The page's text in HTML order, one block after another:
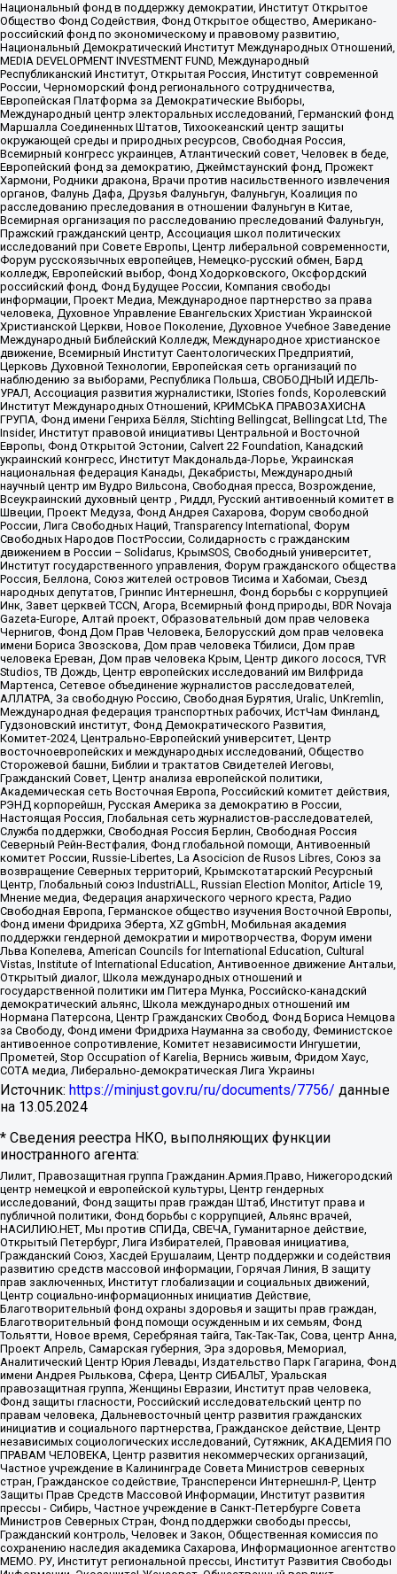
Национальный фонд в поддержку демократии, Институт Открытое
Общество Фонд Содействия, Фонд Открытое общество, Американо-
российский фонд по экономическому и правовому развитию,
Национальный Демократический Институт Международных Отношений,
MEDIA DEVELOPMENT INVESTMENT FUND, Международный
Республиканский Институт, Открытая Россия, Институт современной
России, Черноморский фонд регионального сотрудничества,
Европейская Платформа за Демократические Выборы,
Международный центр электоральных исследований, Германский фонд
Маршалла Соединенных Штатов, Тихоокеанский центр защиты
окружающей среды и природных ресурсов, Свободная Россия,
Всемирный конгресс украинцев, Атлантический совет, Человек в беде,
Европейский фонд за демократию, Джеймстаунский фонд, Прожект
Хармони, Родники дракона, Врачи против насильственного извлечения
органов, Фалунь Дафа, Друзья Фалуньгун, Фалуньгун, Коалиция по
расследованию преследования в отношении Фалуньгун в Китае,
Всемирная организация по расследованию преследований Фалуньгун,
Пражский гражданский центр, Ассоциация школ политических
исследований при Совете Европы, Центр либеральной современности,
Форум русскоязычных европейцев, Немецко-русский обмен, Бард
колледж, Европейский выбор, Фонд Ходорковского, Оксфордский
российский фонд, Фонд Будущее России, Компания свободы
информации, Проект Медиа, Международное партнерство за права
человека, Духовное Управление Евангельских Христиан Украинской
Христианской Церкви, Новое Поколение, Духовное Учебное Заведение
Международный Библейский Колледж, Международное христианское
движение, Всемирный Институт Саентологических Предприятий,
Церковь Духовной Технологии, Европейская сеть организаций по
наблюдению за выборами, Республика Польша, СВОБОДНЫЙ ИДЕЛЬ-
УРАЛ, Ассоциация развития журналистики, IStories fonds, Королевский
Институт Международных Отношений, КРИМСЬКА ПРАВОЗАХИСНА
ГРУПА, Фонд имени Генриха Бёлля, Stichting Bellingcat, Bellingcat Ltd, The
Insider, Институт правовой инициативы Центральной и Восточной
Европы, Фонд Открытой Эстонии, Calvert 22 Foundation, Канадский
украинский конгресс, Институт Макдональда-Лорье, Украинская
национальная федерация Канады, Декабристы, Международный
научный центр им Вудро Вильсона, Свободная пресса, Возрождение,
Всеукраинский духовный центр , Риддл, Русский антивоенный комитет в
Швеции, Проект Медуза, Фонд Андрея Сахарова, Форум свободной
России, Лига Свободных Наций, Transparеncy International, Форум
Свободных Народов ПостРоссии, Солидарность с гражданским
движением в России – Solidarus, КрымSOS, Свободный университет,
Институт государственного управления, Форум гражданского общества
Россия, Беллона, Союз жителей островов Тисима и Хабомаи, Съезд
народных депутатов, Гринпис Интернешнл, Фонд борьбы с коррупцией
Инк, Завет церквей TCCN, Агора, Всемирный фонд природы, BDR Novaja
Gazeta-Europe, Алтай проект, Образовательный дом прав человека
Чернигов, Фонд Дом Прав Человека, Белорусский дом прав человека
имени Бориса Звозскова, Дом прав человека Тбилиси, Дом прав
человека Ереван, Дом прав человека Крым, Центр дикого лосося, TVR
Studios, ТВ Дождь, Центр европейских исследований им Вилфрида
Мартенса, Сетевое объединение журналистов расследователей,
АЛЛАТРА, За свободную Россию, Свободная Бурятия, Uralic, UnKremlin,
Международная федерация транспортных рабочих, ИстЧам Финланд,
Гудзоновский институт, Фонд Демократического Развития,
Комитет-2024, Центрально-Европейский университет, Центр
восточноевропейских и международных исследований, Общество
Сторожевой башни, Библии и трактатов Свидетелей Иеговы,
Гражданский Совет, Центр анализа европейской политики,
Академическая сеть Восточная Европа, Российский комитет действия,
РЭНД корпорейшн, Русская Америка за демократию в России,
Настоящая Россия, Глобальная сеть журналистов-расследователей,
Служба поддержки, Свободная Россия Берлин, Свободная Россия
Северный Рейн-Вестфалия, Фонд глобальной помощи, Антивоенный
комитет России, Russie-Libertes, La Asocicion de Rusos Libres, Союз за
возвращение Северных территорий, Крымскотатарский Ресурсный
Центр, Глобальный союз IndustriALL, Russian Election Monitor, Article 19,
Мнение медиа, Федерация анархического черного креста, Радио
Свободная Европа, Германское общество изучения Восточной Европы,
Фонд имени Фридриха Эберта, XZ gGmbH, Мобильная академия
поддержки гендерной демократии и миротворчества, Форум имени
Льва Копелева, American Councils for International Education, Cultural
Vistas, Institute of International Education, Антивоенное движение Антальи,
Открытый диалог, Школа международных отношений и
государственной политики им Питера Мунка, Российско-канадский
демократический альянс, Школа международных отношений им
Нормана Патерсона, Центр Гражданских Свобод, Фонд Бориса Немцова
за Свободу, Фонд имени Фридриха Науманна за свободу, Феминистское
антивоенное сопротивление, Комитет независимости Ингушетии,
Прометей, Stop Occupation of Karelia, Вернись живым, Фридом Хаус,
СОТА медиа, Либерально-демократическая Лига Украины
Источник: https://minjust.gov.ru/ru/documents/7756/ данные
на 13.05.2024
* Сведения реестра НКО, выполняющих функции
иностранного агента:
Лилит, Правозащитная группа Гражданин.Армия.Право, Нижегородский
центр немецкой и европейской культуры, Центр гендерных
исследований, Фонд защиты прав граждан Штаб, Институт права и
публичной политики, Фонд борьбы с коррупцией, Альянс врачей,
НАСИЛИЮ.НЕТ, Мы против СПИДа, СВЕЧА, Гуманитарное действие,
Открытый Петербург, Лига Избирателей, Правовая инициатива,
Гражданский Союз, Хасдей Ерушалаим, Центр поддержки и содействия
развитию средств массовой информации, Горячая Линия, В защиту
прав заключенных, Институт глобализации и социальных движений,
Центр социально-информационных инициатив Действие,
Благотворительный фонд охраны здоровья и защиты прав граждан,
Благотворительный фонд помощи осужденным и их семьям, Фонд
Тольятти, Новое время, Серебряная тайга, Так-Так-Так, Сова, центр Анна,
Проект Апрель, Самарская губерния, Эра здоровья, Мемориал,
Аналитический Центр Юрия Левады, Издательство Парк Гагарина, Фонд
имени Андрея Рылькова, Сфера, Центр СИБАЛЬТ, Уральская
правозащитная группа, Женщины Евразии, Институт прав человека,
Фонд защиты гласности, Российский исследовательский центр по
правам человека, Дальневосточный центр развития гражданских
инициатив и социального партнерства, Гражданское действие, Центр
независимых социологических исследований, Сутяжник, АКАДЕМИЯ ПО
ПРАВАМ ЧЕЛОВЕКА, Центр развития некоммерческих организаций,
Частное учреждение в Калининграде Совета Министров северных
стран, Гражданское содействие, Трансперенси Интернешнл-Р, Центр
Защиты Прав Средств Массовой Информации, Институт развития
прессы - Сибирь, Частное учреждение в Санкт-Петербурге Совета
Министров Северных Стран, Фонд поддержки свободы прессы,
Гражданский контроль, Человек и Закон, Общественная комиссия по
сохранению наследия академика Сахарова, Информационное агентство
МЕМО. РУ, Институт региональной прессы, Институт Развития Свободы